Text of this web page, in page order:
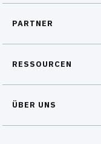
PARTNER
RESSOURCEN
ÜBER UNS